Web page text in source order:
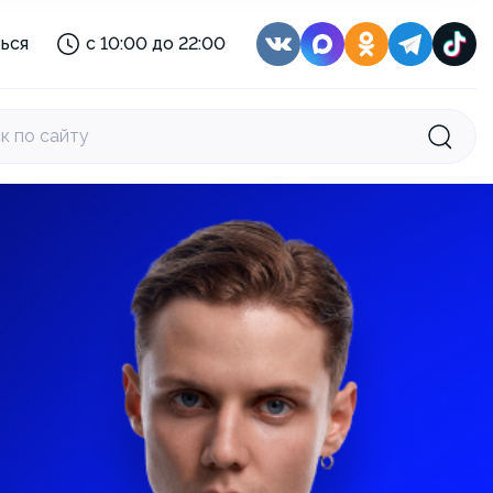
с 10:00 до 21:00
с 10:00 до 22:00
с 08:00 до 22:00
с 10:00 до 21:00
с 11:30 до 22:30
по сайту